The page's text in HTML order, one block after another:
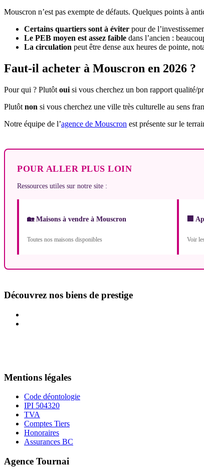
Mouscron n’est pas exempte de défauts. Quelques points à
Certains quartiers sont à éviter pour de
Le PEB moyen est assez faible dans l’ancien :
La circulation peut être dense aux heures de pointe,
Faut-il acheter à Mouscron en 2026 ?
Pour qui ? Plutôt oui si vous cherchez un bon rapport qualité/
Plutôt non si vous cherchez une ville très culturelle au sens
Notre équipe de l’agence de Mouscron est présente sur le
POUR ALLER PLUS LOIN
Ressources utiles sur notre site :
🏡 Maisons à vendre à Mouscron
Toutes nos maisons disponibles
🏢
Voir
Découvrez nos biens de prestige
Mentions légales
Code déontologie
IPI 504320
TVA
Comptes Tiers
Honoraires
Assurances BC
Agence Tournai